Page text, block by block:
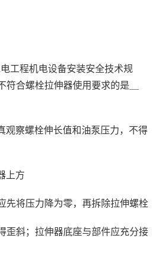
工程机电设备安装安全技术规
符合螺栓拉伸器使用要求的是＿
观察螺栓伸长值和油泵压力，不得
上方
先将压力降为零，再拆除拉伸螺栓
歪斜；拉伸器底座与部件应充分接